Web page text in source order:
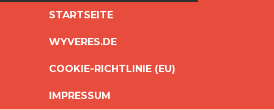
SPRINGEN
STARTSEITE
WYVERES.DE
COOKIE-RICHTLINIE (EU)
IMPRESSUM